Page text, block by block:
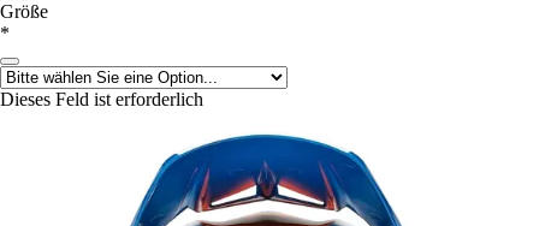
Größe
*
Dieses Feld ist erforderlich